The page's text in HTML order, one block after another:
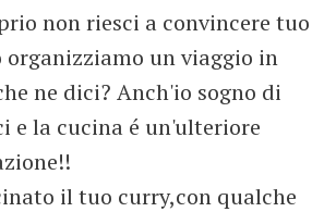
non riesci a convincere tuo
un viaggio in
ne dici? Anch'io sogno di
e la cucina é un'ulteriore
il tuo curry,con qualche